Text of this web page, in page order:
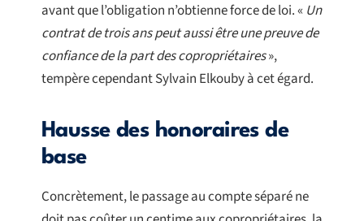
avant que l’obligation n’obtienne force de loi. « Un
contrat de trois ans peut aussi être une preuve de
confiance de la part des copropriétaires»,
tempère cependant Sylvain Elkouby à cet égard.
Hausse des honoraires de
base
Concrètement, le passage au compte séparé ne